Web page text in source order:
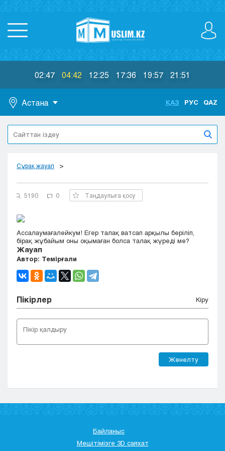
02:47 04:42 12:25 17:36 19:57 21:51
Астана
Астана
Алматы
Актобе
Караганда
Костанай
Кызылорда
Павлодар
Петропавловск
Семей
Талдыкорган
Тараз
Туркестан
Уральск
Усть-Каменогорск
Шымкент
ҚАЗ РУС QAZ
Сұрақ жауап
5190 0 Таңдаулыға қосу
Ассалаумағалейкум! Егер талақ ватсап арқылы беріліп,
бірақ жұбайым оны оқымаған болса талақ жүреді ме?
Жауап
Автор: Темірғали
Пікірлер Кіру
Жөнелту
Байланыс
Мешітімізге 3D саяхат